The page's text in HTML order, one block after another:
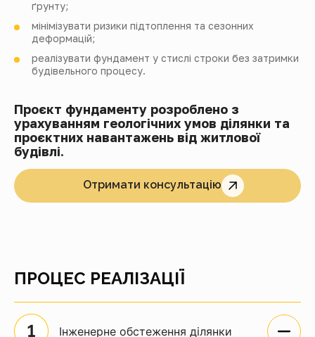
ґрунту;
мінімізувати ризики підтоплення та сезонних
деформацій;
реалізувати фундамент у стислі строки без затримки
будівельного процесу.
Проєкт фундаменту розроблено з
урахуванням геологічних умов ділянки та
проєктних навантажень від житлової
будівлі.
Отримати консультацію
ПРОЦЕС РЕАЛІЗАЦІЇ
Інженерне обстеження ділянки